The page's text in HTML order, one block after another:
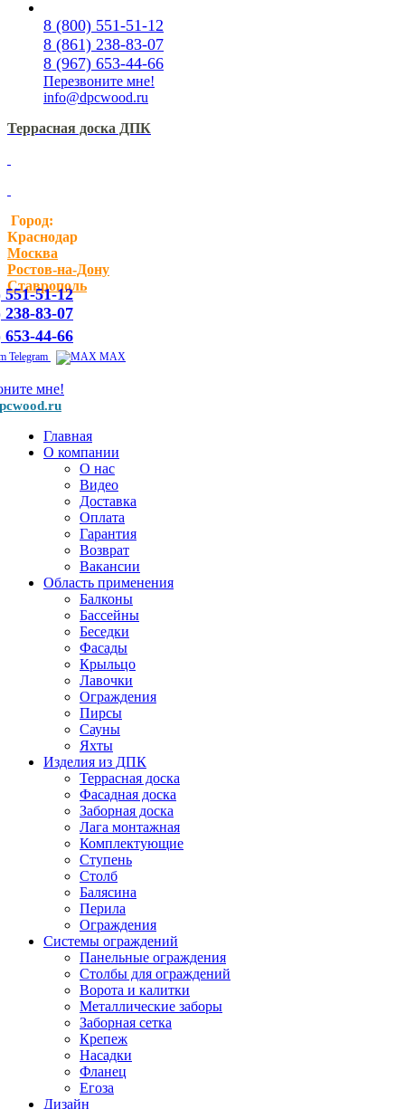
8 (800) 551-51-12
8 (861) 238-83-07
8 (967) 653-44-66
Перезвоните мне!
info@dpcwood.ru
Террасная доска ДПК
Город:
Краснодар
Москва
Ростов-на-Дону
Ставрополь
551-51-12
238-83-07
653-44-66
Telegram MAX
мне!
Главная
О компании
О нас
Видео
Доставка
Оплата
Гарантия
Возврат
Вакансии
Область применения
Балконы
Бассейны
Беседки
Фасады
Крыльцо
Лавочки
Ограждения
Пирсы
Сауны
Яхты
Изделия из ДПК
Террасная доска
Фасадная доска
Заборная доска
Лага монтажная
Комплектующие
Ступень
Столб
Балясина
Перила
Ограждения
Системы ограждений
Панельные ограждения
Столбы для ограждений
Ворота и калитки
Металлические заборы
Заборная сетка
Крепеж
Насадки
Фланец
Егоза
Дизайн